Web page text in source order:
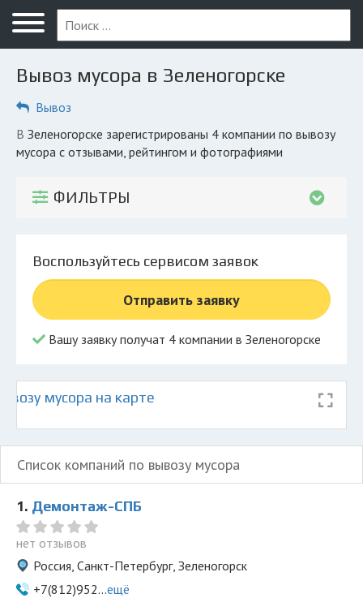
Меню
Главная
Вопрос юристу
Экоблог
Личный кабинет
© 2026 Все права защищены
Вывоз мусора в Зеленогорске
Вывоз
в Зеленогорске зарегистрированы 4 компании по вывозу
мусора с отзывами, рейтингом и фотографиями
ФИЛЬТРЫ
Воспользуйтесь сервисом заявок
Отправить заявку
Вашу заявку получат 4 компании в Зеленогорске
мусора на карте
Список компаний по вывозу мусора
1. Демонтаж-СПБ
нет отзывов
Россия, Санкт-Петербург, Зеленогорск
+7(812)952...ещё